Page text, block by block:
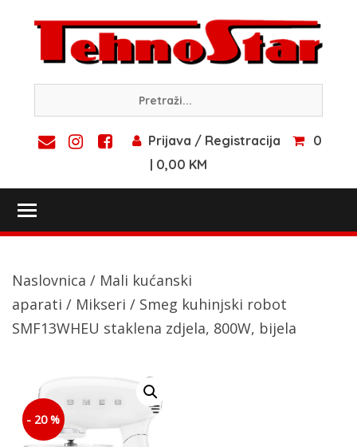
content
Prijava / Registracija
0
| 0,00 KM
Naslovnica / Mali kućanski
aparati / Mikseri / Smeg kuhinjski robot
SMF13WHEU staklena zdjela, 800W, bijela
- 20 %